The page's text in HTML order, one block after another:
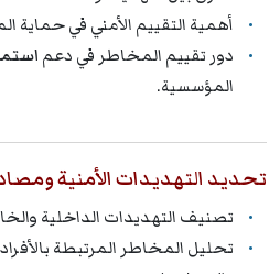
أهمية التقييم الأمني في حماية
دور تقييم المخاطر في دعم
المؤسسية.
تحديد التهديدات الأمنية
تصنيف التهديدات الداخلية
تحليل المخاطر المرتبطة